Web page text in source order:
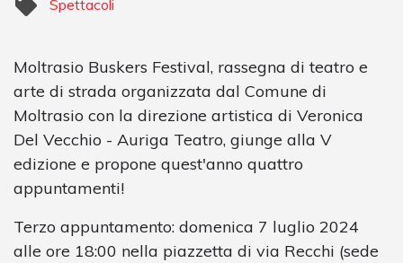
Spettacoli
Moltrasio Buskers Festival, rassegna di teatro e
arte di strada organizzata dal Comune di
Moltrasio con la direzione artistica di Veronica
Del Vecchio - Auriga Teatro, giunge alla V
edizione e propone quest'anno quattro
appuntamenti!
Terzo appuntamento: domenica 7 luglio 2024
alle ore 18:00 nella piazzetta di via Recchi (sede